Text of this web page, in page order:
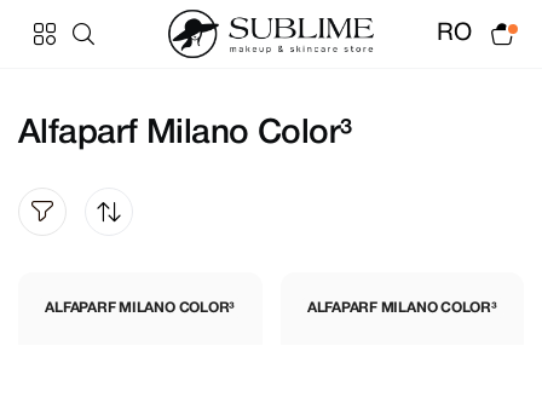
RO
Alfaparf Milano Color³
ALFAPARF MILANO COLOR³ ALFAPARF MILANO COLOR³